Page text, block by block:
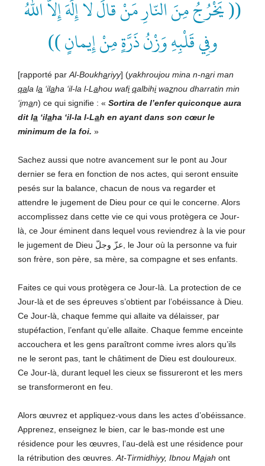
(( يَخْرُجُ مِنَ النّارِ مَنْ قالَ لا إِلَهَ إِلاَّ اللهُ
وفِي قَلْبِهِ وَزْنُ ذَرَّةٍ مِنْ إِيمانٍ ))
[rapporté par Al-Boukhariyy] (yakhroujou mina n-nari man
qala la ‘ilaha ‘il-la l-L ahou wafi qalbihiwaznou dharratin min
‘iman) ce qui signifie : « Sortira de l’enfer quiconque aura
dit la ‘ilaha ‘il-la l-Lah en ayant dans son cœur le
minimum de la foi. »
Sachez aussi que notre avancement sur le pont au Jour
dernier se fera en fonction de nos actes, qui seront ensuite
pesés sur la balance, chacun de nous va regarder et
attendre le jugement de Dieu pour ce qui le concerne. Alors
accomplissez dans cette vie ce qui vous protègera ce Jour-
là, ce Jour éminent dans lequel vous reviendrez à la vie pour
le jugement de Dieu عزّ وجلّ, le Jour où la personne va fuir
son frère, son père, sa mère, sa compagne et ses enfants.
Faites ce qui vous protègera ce Jour-là. La protection de ce
Jour-là et de ses épreuves s’obtient par l’obéissance à Dieu
Ce Jour-là, chaque femme qui allaite va délaisser, par
stupéfaction, l’enfant qu’elle allaite. Chaque femme enceinte
accouchera et les gens paraîtront comme ivres alors qu’ils
ne le seront pas, tant le châtiment de Dieu est douloureux.
Ce Jour-là, durant lequel les cieux se fissureront et les mers
se transformeront en feu.
Alors œuvrez et appliquez-vous dans les actes d’obéissance.
Apprenez, enseignez le bien, car le bas-monde est une
résidence pour les œuvres, l’au-delà est une résidence pour
la rétribution des œuvres. At-Tirmidhiyy, Ibnou Majah ont